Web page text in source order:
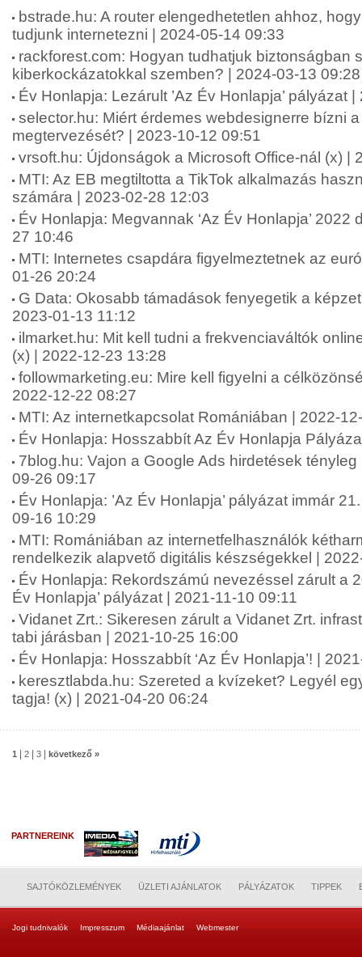
bstrade.hu: A router elengedhetetlen ahhoz,
tudjunk internetezni | 2024-05-14 09:33
rackforest.com: Hogyan tudhatjuk biztonságban
kiberkockázatokkal szemben? | 2024-03-13 09:28
Év Honlapja: Lezárult ’Az Év Honlapja’ pályázat
selector.hu: Miért érdemes webdesignerre bízni
megtervezését? | 2023-10-12 09:51
vrsoft.hu: Újdonságok a Microsoft Office-nál (x) |
MTI: Az EB megtiltotta a TikTok alkalmazás
számára | 2023-02-28 12:03
Év Honlapja: Megvannak ‘Az Év Honlapja’ 2022
27 10:46
MTI: Internetes csapdára figyelmeztetnek az
01-26 20:24
G Data: Okosabb támadások fenyegetik a
2023-01-13 11:12
ilmarket.hu: Mit kell tudni a frekvenciaváltók
(x) | 2022-12-23 13:28
followmarketing.eu: Mire kell figyelni a
2022-12-22 08:27
MTI: Az internetkapcsolat Romániában | 2022-
Év Honlapja: Hosszabbít Az Év Honlapja
7blog.hu: Vajon a Google Ads hirdetések
09-26 09:17
Év Honlapja: ’Az Év Honlapja’ pályázat immár
09-16 10:29
MTI: Romániában az internetfelhasználók
rendelkezik alapvető digitális készségekkel |
Év Honlapja: Rekordszámú nevezéssel zárult a
Év Honlapja’ pályázat | 2021-11-10 09:11
Vidanet Zrt.: Sikeresen zárult a Vidanet Zrt.
tabi járásban | 2021-10-25 16:00
Év Honlapja: Hosszabbít ‘Az Év Honlapja’! |
keresztlabda.hu: Szereted a kvízeket? Legyél
tagja! (x) | 2021-04-20 06:24
1 2 3 következő »
PARTNEREINK
SAJTÓKÖZLEMÉNYEK ÜZLETI AJÁNLATOK PÁLYÁZATOK TIPPEK
Jogi tudnivalók Impresszum Médiaajánlat Webmester